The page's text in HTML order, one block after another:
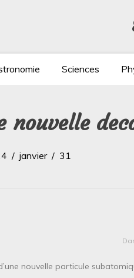
Sciences
nouvelle
janvier 31
nouvelle particule